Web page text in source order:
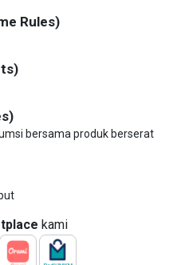
Rules)
bersama produk berserat
kami